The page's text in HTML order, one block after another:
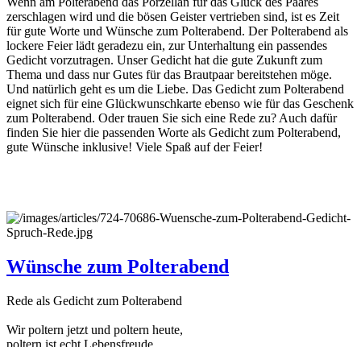
zerschlagen wird und die bösen Geister vertrieben sind, ist es Zeit
für gute Worte und Wünsche zum Polterabend. Der Polterabend als
lockere Feier lädt geradezu ein, zur Unterhaltung ein passendes
Gedicht vorzutragen. Unser Gedicht hat die gute Zukunft zum
Thema und dass nur Gutes für das Brautpaar bereitstehen möge.
Und natürlich geht es um die Liebe. Das Gedicht zum Polterabend
eignet sich für eine Glückwunschkarte ebenso wie für das Geschenk
zum Polterabend. Oder trauen Sie sich eine Rede zu? Auch dafür
finden Sie hier die passenden Worte als Gedicht zum Polterabend,
gute Wünsche inklusive! Viele Spaß auf der Feier!
Wünsche zum Polterabend
Rede als Gedicht zum Polterabend
Wir poltern jetzt und poltern heute,
poltern ist echt Lebensfreude.